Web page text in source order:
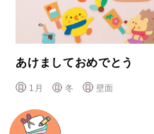
あけましておめでとう
1月 冬 壁面